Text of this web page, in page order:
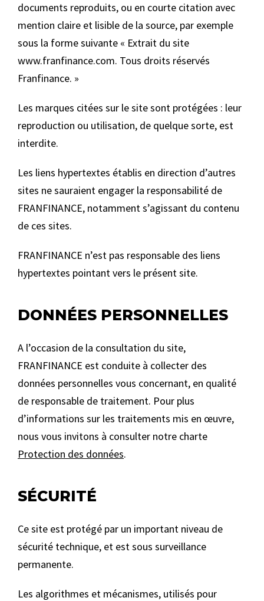
documents reproduits, ou en courte citation avec
mention claire et lisible de la source, par exemple
sous la forme suivante « Extrait du site
www.franfinance.com. Tous droits réservés
Franfinance. »
Les marques citées sur le site sont protégées : leur
reproduction ou utilisation, de quelque sorte, est
interdite.
Les liens hypertextes établis en direction d’autres
sites ne sauraient engager la responsabilité de
FRANFINANCE, notamment s’agissant du contenu
de ces sites.
FRANFINANCE n’est pas responsable des liens
hypertextes pointant vers le présent site.
DONNÉES PERSONNELLES
A l’occasion de la consultation du site,
FRANFINANCE est conduite à collecter des
données personnelles vous concernant, en qualité
de responsable de traitement. Pour plus
d’informations sur les traitements mis en œuvre,
nous vous invitons à consulter notre charte
Protection des données.
SÉCURITÉ
Ce site est protégé par un important niveau de
sécurité technique, et est sous surveillance
permanente.
Les algorithmes et mécanismes, utilisés pour